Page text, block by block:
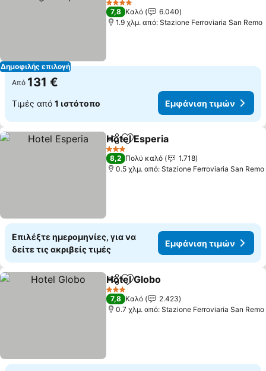
Δημοφιλής επιλογή
4 Αστέρια
7,8 Καλό
6.040
1.9 χλμ. από: Stazione Ferroviaria San Remo
Από 131 €
Τιμές από 1 ιστότοπο Εμφάνιση τιμών
Κοινοποίηση
Προσθήκη στα αγαπημένα
Hotel Esperia
3 Αστέρια
8,2 Πολύ καλό
1.718
0.5 χλμ. από: Stazione Ferroviaria San Remo
Επιλέξτε ημερομηνίες, για να
δείτε τις ακριβείς τιμές
Εμφάνιση τιμών
Κοινοποίηση
Προσθήκη στα αγαπημένα
Hotel Globo
3 Αστέρια
7,8 Καλό
2.423
0.7 χλμ. από: Stazione Ferroviaria San Remo